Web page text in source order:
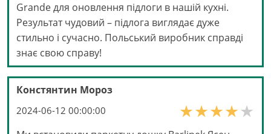
Grande для оновлення підлоги в нашій кухні.
Результат чудовий – підлога виглядає дуже
стильно і сучасно. Польський виробник справді
знає свою справу!
Констянтин Мороз
2024-06-12 00:00:00